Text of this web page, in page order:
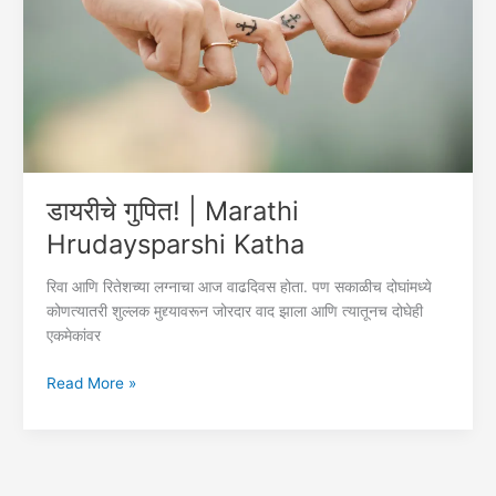
डायरीचे गुपित! | Marathi
Hrudaysparshi Katha
रिवा आणि रितेशच्या लग्नाचा आज वाढदिवस होता. पण सकाळीच दोघांमध्ये
कोणत्यातरी शुल्लक मुद्द्यावरून जोरदार वाद झाला आणि त्यातूनच दोघेही
एकमेकांवर
डायरीचे
Read More »